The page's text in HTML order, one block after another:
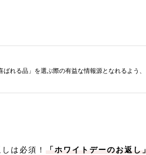
れる品」を選ぶ際の有益な情報源となれるよう、
は必須！
「ホワイトデーのお返し